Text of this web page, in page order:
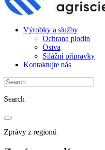
Výrobky a služby
Ochrana plodin
Osiva
Silážní přípravky
Kontaktujte nás
Search
Zprávy z regionů